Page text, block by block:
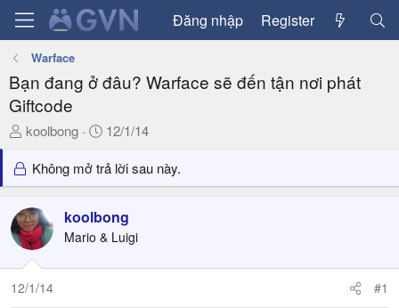
Đăng nhập Register
Warface
Bạn đang ở đâu? Warface sẽ đến tận nơi phát
Giftcode
T
r
e
a
d
s
t
a
r
koolbong
N
à
y
ử
i
12/1/14
Không mở trả lời sau này.
koolbong
Mario & Luigi
12/1/14 #1